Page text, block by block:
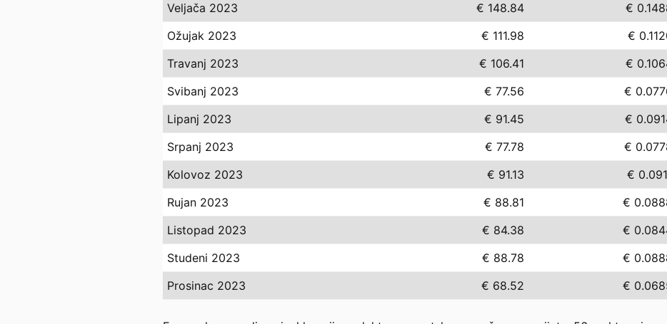
Veljača 2023
€ 148.84 €
Ožujak 2023
€ 111.98 €
Travanj 2023
€ 106.41 €
Svibanj 2023
€ 77.56 €
Lipanj 2023
€ 91.45 €
Srpanj 2023
€ 77.78 €
Kolovoz 2023
€ 91.13 €
Rujan 2023
€ 88.81 €
Listopad 2023
€ 84.38 €
Studeni 2023
€ 88.78 €
Prosinac 2023
€ 68.52 €